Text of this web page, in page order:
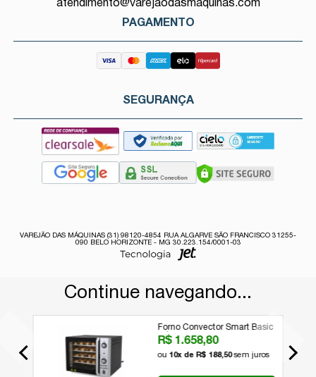
atendimento@varejaodasmaquinas.com
PAGAMENTO
SEGURANÇA
VAREJÃO DAS MÁQUINAS (31) 98120-4854 RUA ALGARVE SÃO FRANCISCO 31255-
090 BELO HORIZONTE - MG 30.223.154/0001-03